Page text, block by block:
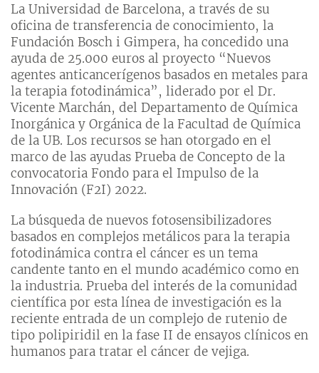
La Universidad de Barcelona, a través de su
oficina de transferencia de conocimiento, la
Fundación Bosch i Gimpera, ha concedido una
ayuda de 25.000 euros al proyecto “Nuevos
agentes anticancerígenos basados en metales para
la terapia fotodinámica”, liderado por el Dr.
Vicente Marchán, del Departamento de Química
Inorgánica y Orgánica de la Facultad de Química
de la UB. Los recursos se han otorgado en el
marco de las ayudas Prueba de Concepto de la
convocatoria Fondo para el Impulso de la
Innovación (F2I) 2022.
La búsqueda de nuevos fotosensibilizadores
basados en complejos metálicos para la terapia
fotodinámica contra el cáncer es un tema
candente tanto en el mundo académico como en
la industria. Prueba del interés de la comunidad
científica por esta línea de investigación es la
reciente entrada de un complejo de rutenio de
tipo polipiridil en la fase II de ensayos clínicos en
humanos para tratar el cáncer de vejiga.